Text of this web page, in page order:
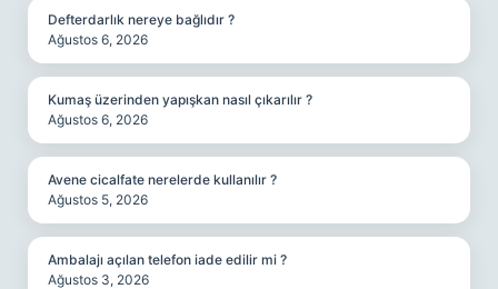
Defterdarlık nereye bağlıdır ?
Ağustos 6, 2026
Kumaş üzerinden yapışkan nasıl çıkarılır ?
Ağustos 6, 2026
Avene cicalfate nerelerde kullanılır ?
Ağustos 5, 2026
Ambalajı açılan telefon iade edilir mi ?
Ağustos 3, 2026